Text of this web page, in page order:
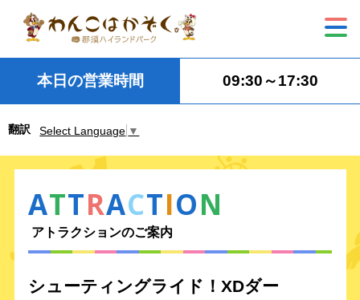
本日の営業時間 09:30～17:30
翻訳 Select Language ▼
ATTRACTION
アトラクションのご案内
シューティングライド！XDダー